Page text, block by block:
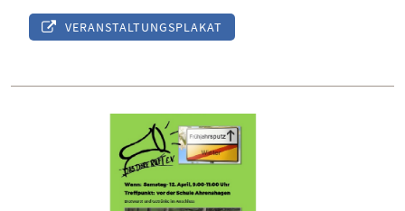
VERANSTALTUNGSPLAKAT